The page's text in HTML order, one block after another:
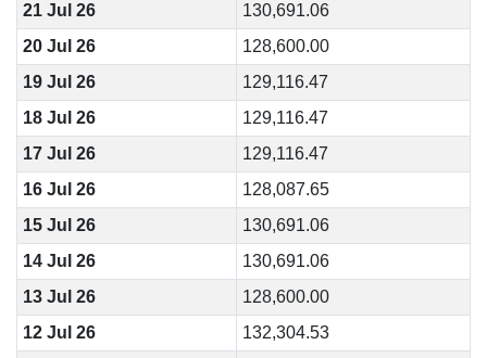
21 Jul 26
130,691.06
20 Jul 26
128,600.00
19 Jul 26
129,116.47
18 Jul 26
129,116.47
17 Jul 26
129,116.47
16 Jul 26
128,087.65
15 Jul 26
130,691.06
14 Jul 26
130,691.06
13 Jul 26
128,600.00
12 Jul 26
132,304.53